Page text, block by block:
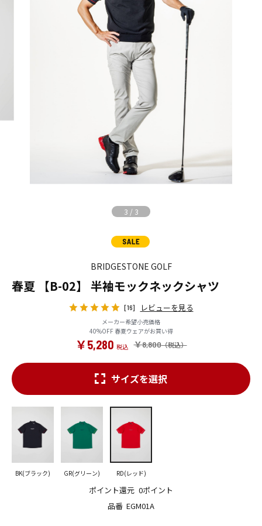
3 / 3
BRIDGESTONE GOLF
春夏 【B-02】 半袖モックネックシャツ
[16] レビューを見る
メーカー希望小売価格
40%OFF 春夏ウェアがお買い得
￥8,800
￥5,280
品番 EGM01A
ポイント還元 0ポイント
サイズを選択
BK(ブラック) GR(グリーン) RD(レッド)